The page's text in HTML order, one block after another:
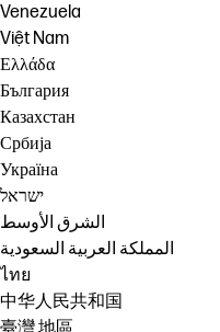
Venezuela
Việt Nam
Ελλάδα
България
Казахстан
Србија
Україна
ישראל
الشرق الأوسط
المملكة العربية السعودية
ไทย
中华人民共和国